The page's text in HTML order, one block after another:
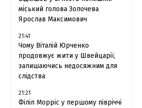
міський голова Золочева
Ярослав Максимович
21:41
Чому Віталій Юрченко
продовжує жити у Швейцарії,
залишаючись недосяжним для
слідства
21:21
Філіп Морріс у першому півріччі